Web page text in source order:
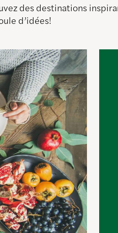
des destinations
d’idées!